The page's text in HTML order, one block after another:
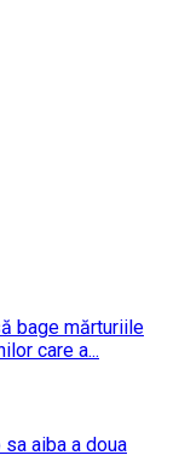
bage mărturiile
care a...
sa aiba a doua